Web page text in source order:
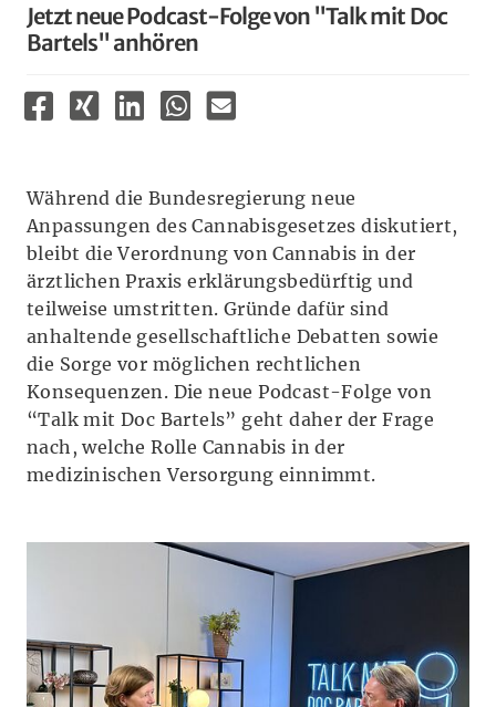
Jetzt neue Podcast-Folge von "Talk mit Doc
Bartels" anhören
Während die Bundesregierung neue
Anpassungen des Cannabisgesetzes diskutiert,
bleibt die Verordnung von Cannabis in der
ärztlichen Praxis erklärungsbedürftig und
teilweise umstritten. Gründe dafür sind
anhaltende gesellschaftliche Debatten sowie
die Sorge vor möglichen rechtlichen
Konsequenzen. Die neue Podcast-Folge von
“Talk mit Doc Bartels” geht daher der Frage
nach, welche Rolle Cannabis in der
medizinischen Versorgung einnimmt.